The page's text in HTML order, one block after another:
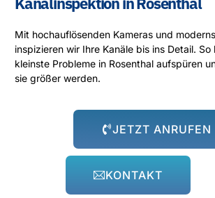
Mit hochauflösenden Kameras und
inspizieren wir Ihre Kanäle bis ins Detail.
kleinste Probleme in Rosenthal aufspüren
sie größer werden.
JETZT ANRUFEN
KONTAKT